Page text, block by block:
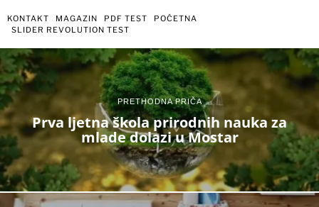
KONTAKT MAGAZIN PDF TEST
POČETNA
SLIDER REVOLUTION TEST
PRETHODNA PRIČA
Prva ljetna škola prirodnih nauka za
mlade dolazi u Mostar